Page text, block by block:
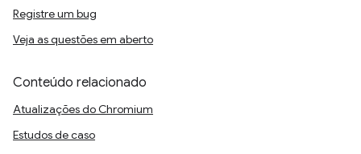
Registre um bug
Veja as questões em aberto
Conteúdo relacionado
Atualizações do Chromium
Estudos de caso